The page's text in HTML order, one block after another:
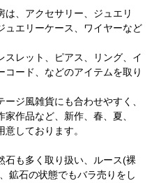
は、アクセサリー、ジュエリ
ュエリーケース、ワイヤーなど
スレット、ピアス、リング、イ
コード、などのアイテムを取り
ジ風雑貨にも合わせやすく、
作品など、新作、春、夏、
しております。
石も多く取り扱い、ルース(裸
鉱石の状態でもバラ売りをし